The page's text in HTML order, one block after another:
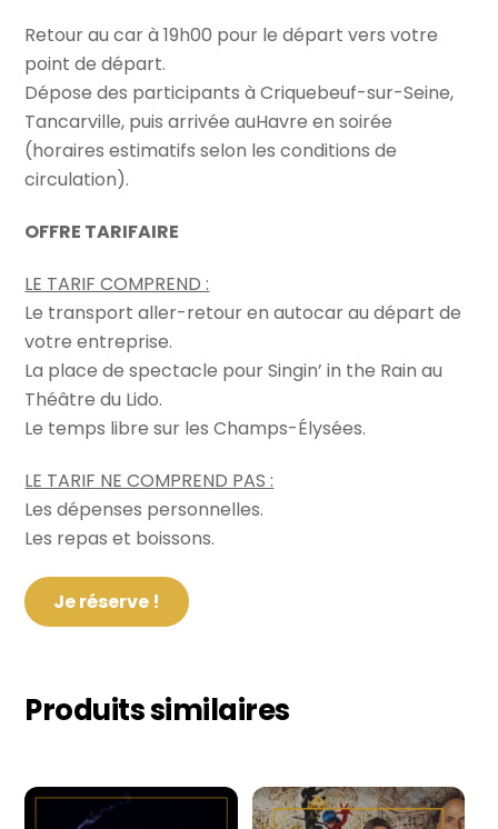
Retour au car à 19h00 pour le départ vers votre
point de départ.
Dépose des participants à Criquebeuf-sur-Seine,
Tancarville, puis arrivée auHavre en soirée
(horaires estimatifs selon les conditions de
circulation).
OFFRE TARIFAIRE
LE TARIF COMPREND :
Le transport aller-retour en autocar au départ de
votre entreprise.
La place de spectacle pour Singin’ in the Rain au
Théâtre du Lido.
Le temps libre sur les Champs-Élysées.
LE TARIF NE COMPREND PAS :
Les dépenses personnelles.
Les repas et boissons.
Produits similaires